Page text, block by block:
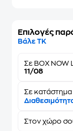
Επιλογές
Βάλε ΤΚ
Σε BOX NOW
11/08
Σε κατάστημα
Στον χώρο